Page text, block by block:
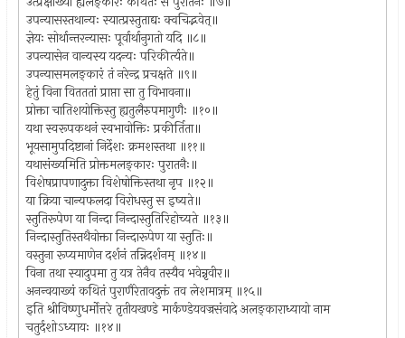
उपन्यासस्तथान्यः स्यात्प्रस्तुताद्यः क्वचिद्भवेत्॥
ज्ञेयः सोर्थान्तरन्यासः पूर्वार्थानुगतो यदि ॥८॥
उपन्यासेन वान्यस्य यदन्यः परिकीर्त्यते॥
उपन्यासमलङ्कारं तं नरेन्द्र प्रचक्षते ॥९॥
हेतुं विना वितततां प्राप्ता सा तु विभावना॥
प्रोक्ता चातिशयोक्तिस्तु ह्यतुलैरुपमागुणैः ॥१०॥
यथा स्वरूपकथनं स्वभावोक्तिः प्रकीर्तिता॥
भूयसामुपदिष्टानां निर्देशः क्रमशस्तथा ॥११॥
यथासंख्यमिति प्रोक्तमलङ्कारः पुरातनैः॥
विशेषप्रापणादुक्ता विशेषोक्तिस्तथा नृप ॥१२॥
या क्रिया चान्यफलदा विरोधस्तु स इष्यते॥
स्तुतिरूपेण या निन्दा निन्दास्तुतिरिहोच्यते ॥१३॥
निन्दास्तुतिस्तथैवोक्ता निन्दारूपेण या स्तुतिः॥
वस्तुना रूप्यमाणेन दर्शनं तन्निदर्शनम् ॥१४॥
विना तथा स्यादुपमा तु यत्र तेनैव तस्यैव भवेन्नृवीर॥
अनन्वयाख्यं कथितं पुराणैरेतावदुक्तं तव लेशमात्रम् ॥१५॥
इति श्रीविष्णुधर्मोत्तरे तृतीयखण्डे मार्कण्डेयवज्रसंवादे अलङ्काराध्यायो नाम
चतुर्दशोऽध्यायः ॥१४॥